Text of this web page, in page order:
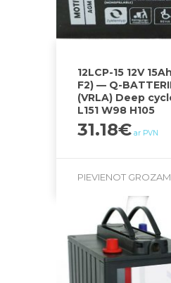
12LCP-15 12V
F2) — Q-
(VRLA) Deep
L151 W98 H105
31.18€ ar PVN
PIEVIENOT GROZAM